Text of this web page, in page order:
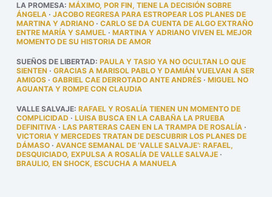
LA PROMESA: MÁXIMO, POR FIN, TIENE LA DECISIÓN SOBRE
ÁNGELA· JACOBO REGRESA PARA ESTROPEAR LOS PLANES DE
MARTINA Y ADRIANO· CARLO SE DA CUENTA DE ALGO EXTRAÑO
ENTRE MARÍA Y SAMUEL· MARTINA Y ADRIANO VIVEN EL MEJOR
MOMENTO DE SU HISTORIA DE AMOR
SUEÑOS DE LIBERTAD: PAULA Y TASIO YA NO OCULTAN LO QUE
SIENTEN · GRACIAS A MARISOL PABLO Y DAMIÁN VUELVAN A SER
AMIGOS· GABRIEL CAE DERROTADO ANTE ANDRÉS· MIGUEL NO
AGUANTA Y ROMPE CON CLAUDIA
VALLE SALVAJE: RAFAEL Y ROSALÍA TIENEN UN MOMENTO DE
COMPLICIDAD · LUISA BUSCA EN LA CABAÑA LA PRUEBA
DEFINITIVA· LAS PARTERAS CAEN EN LA TRAMPA DE ROSALÍA·
VICTORIA Y MERCEDES TRATAN DE DESCUBRIR LOS PLANES DE
DÁMASO· AVANCE SEMANAL DE ‘VALLE SALVAJE’: RAFAEL,
DESQUICIADO, EXPULSA A ROSALÍA DE VALLE SALVAJE·
BRAULIO, EN SHOCK, ESCUCHA A MANUELA